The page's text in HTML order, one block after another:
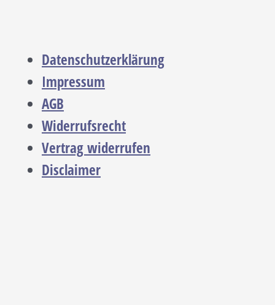
Datenschutzerklärung
Impressum
AGB
Widerrufsrecht
Vertrag widerrufen
Disclaimer